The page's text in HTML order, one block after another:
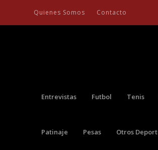
Quienes Somos Contacto
Entrevistas Futbol Tenis
Patinaje Pesas Otros